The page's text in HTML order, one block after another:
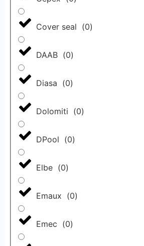
Cover seal (0)
DAAB (0)
Diasa (0)
Dolomiti (0)
DPool (0)
Elbe (0)
Emaux (0)
Emec (0)